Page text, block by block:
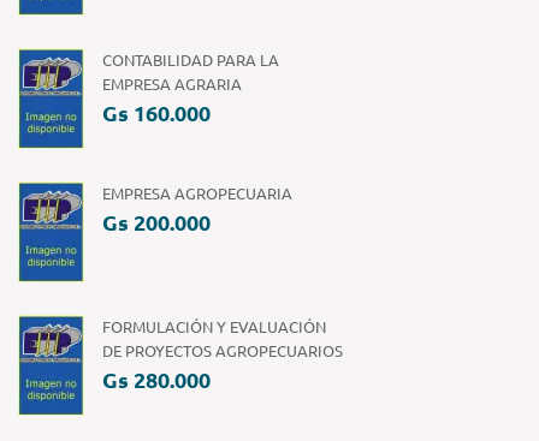
CONTABILIDAD PARA LA
EMPRESA AGRARIA
Gs 160.000
EMPRESA AGROPECUARIA
Gs 200.000
FORMULACIÓN Y EVALUACIÓN
DE PROYECTOS AGROPECUARIOS
Gs 280.000